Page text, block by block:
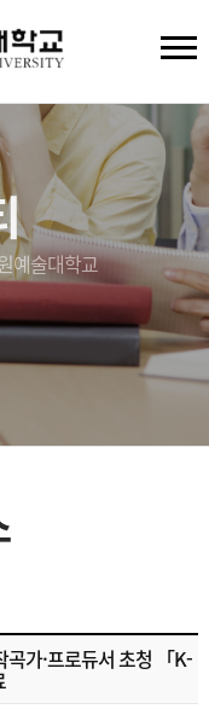
예술대학교
가·프로듀서 초청 「K-